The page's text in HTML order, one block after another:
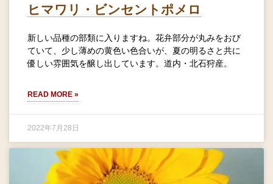
ヒマワリ・ビンセントポメロ
新しい品種の部類に入りますね。花弁部分が丸みをおび
ていて、少し薄めの黄色い色合いが、夏の明るさと共に
優しい雰囲気を醸し出しています。道内・北石狩産。
READ MORE »
2022年7月28日